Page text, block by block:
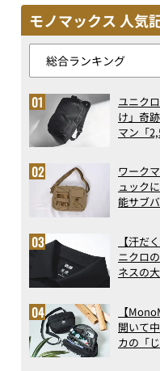
モノマックス 人気
ユニク
け」奇
マン「
ト3】（
ワーク
ュック
能サブ
記事ラ
（2026
【汗だ
ニクロ
ネスの
アの実力
【
開いて
カの「